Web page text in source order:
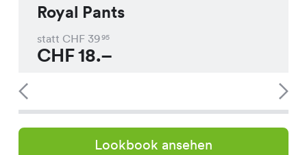
Royal Pants
statt CHF 3995
CHF18.–
Lookbook ansehen